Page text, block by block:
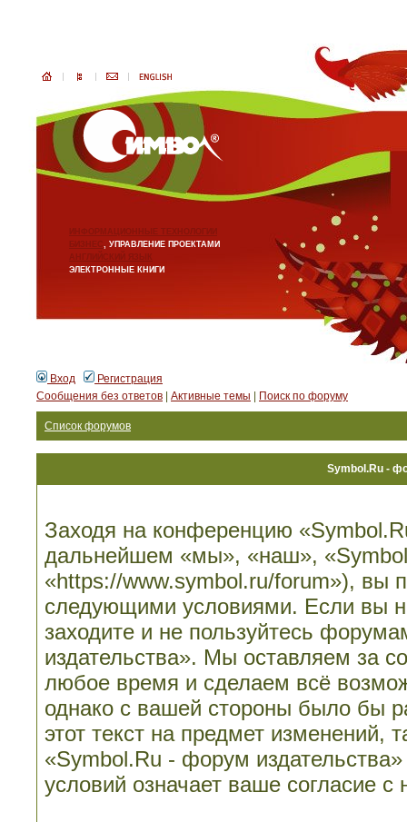
ИНФОРМАЦИОННЫЕ ТЕХНОЛОГИИ
БИЗНЕС, УПРАВЛЕНИЕ ПРОЕКТАМИ
АНГЛИЙСКИЙ ЯЗЫК
ЭЛЕКТРОННЫЕ КНИГИ
Вход
Регистрация
Сообщения без ответов
Активные темы Поиск по форуму
Список форумов
Symbol.Ru -
Заходя на конференцию
дальнейшем «мы», «наш»,
«https://www.symbol.ru/forum»), вы
следующими условиями. Если вы
заходите и не пользуйтесь
издательства». Мы оставляем за
любое время и сделаем всё
однако с вашей стороны было бы
этот текст на предмет изменений,
«Symbol.Ru - форум
условий означает ваше согласие с